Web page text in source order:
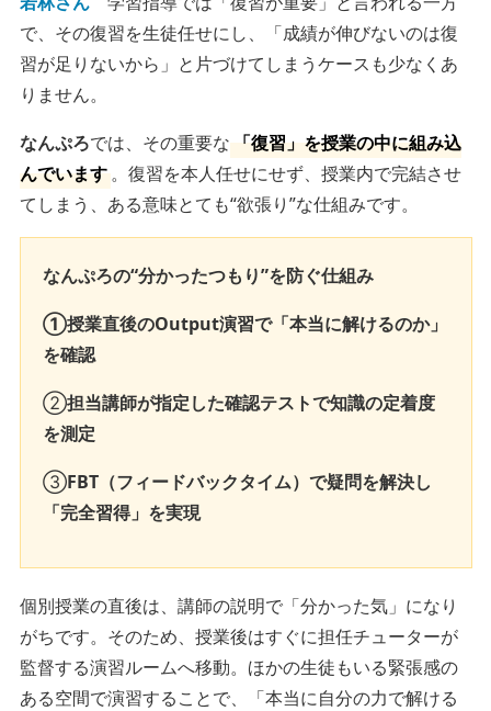
で、その復習を生徒任せにし、「成績が伸びないのは復
習が足りないから」と片づけてしまうケースも少なくあ
りません。
なんぷろでは、その重要な「復習」を授業の中に組み込
んでいます。復習を本人任せにせず、授業内で完結させ
てしまう、ある意味とても“欲張り”な仕組みです。
なんぷろの“分かったつもり”を防ぐ仕組み
①授業直後のOutput演習で「本当に解けるのか」
を確認
②担当講師が指定した確認テストで知識の定着度
を測定
③FBT（フィードバックタイム）で疑問を解決し
「完全習得」を実現
個別授業の直後は、講師の説明で「分かった気」になり
がちです。そのため、授業後はすぐに担任チューターが
監督する演習ルームへ移動。ほかの生徒もいる緊張感の
ある空間で演習することで、「本当に自分の力で解ける